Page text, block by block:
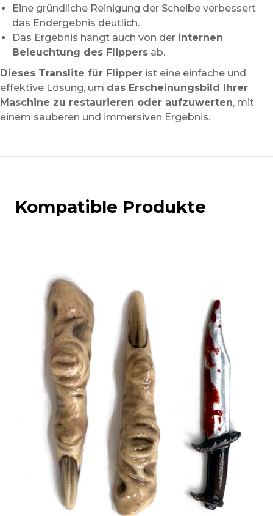
Eine gründliche Reinigung der Scheibe verbessert
das Endergebnis deutlich.
Das Ergebnis hängt auch von der internen
Beleuchtung des Flippers ab.
Dieses Translite für Flipper ist eine einfache und
effektive Lösung, um das Erscheinungsbild Ihrer
Maschine zu restaurieren oder aufzuwerten, mit
einem sauberen und immersiven Ergebnis.
Kompatible Produkte